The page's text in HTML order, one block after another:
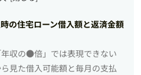
の住宅ローン借入額と返済金額
収の●倍」では表現できない
見た借入可能額と毎月の支払